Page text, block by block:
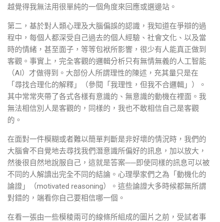
越覺得我無法用很單純的一個角度來回應或選邊站。
第二，基於對人類心理及大腦偏誤的認識，我知道在爭辯的過
程中，每個人都深受自己過去的個人經驗、社會文化、以及當
時的情緒，甚至面子，等等包袱所影響，很少有人能真正做到
客觀。事實上，完全客觀的邏輯分析只有無情無義的人工智能
（AI）才做得到。大部份人所謂理性的陳述，充其量只是在
「尋找合理化的解釋」（參閱「 我理性，但我不合邏輯 」）。
其中常常夾帶了各式各樣有意識的、無意識的動機在裡面。我
無法相信別人是客觀的，同樣的，我也不敢相信自己是客觀
的。
在面對一件模糊或者難以簡單判斷是非好壞的情況時，我們的
大腦會不自覺地去尋找我們潛意識所偏好的訊息，加以放大，
然後很自然地說服自己，這就是答案──即使同樣的訊息可以被
不同的人解讀出完全不同的結論。心理學家們之為「動機化的
論證」（motivated reasoning）。這些論證大多時候都無所謂
對錯的，端看你自己要相信哪一個。
在看一張由一些模稜兩可的線條所組成的圖片之前，受試者事